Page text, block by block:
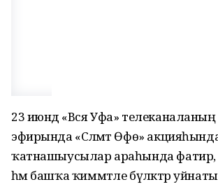
23 июндә «Вся Уфа»
эфирында «Сәләмәт Өфө»
ҡатнашыусылар араһында фатир,
һәм башҡа ҡиммәтле бүләктәр